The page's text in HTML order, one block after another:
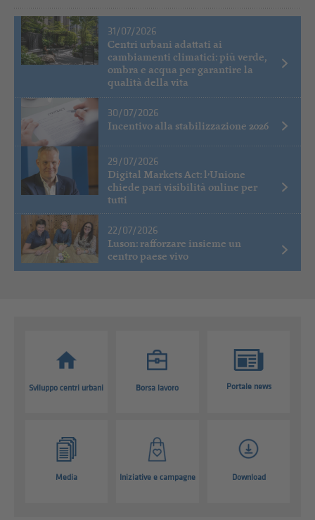
31/07/2026
Centri urbani adattati ai
cambiamenti climatici: più verde,
ombra e acqua per garantire la
qualità della vita
30/07/2026
Incentivo alla stabilizzazione 2026
29/07/2026
Digital Markets Act: l’Unione
chiede pari visibilità online per
tutti
22/07/2026
Luson: rafforzare insieme un
centro paese vivo
Sviluppo centri urbani Borsa lavoro Portale news
Media Iniziative e campagne Download